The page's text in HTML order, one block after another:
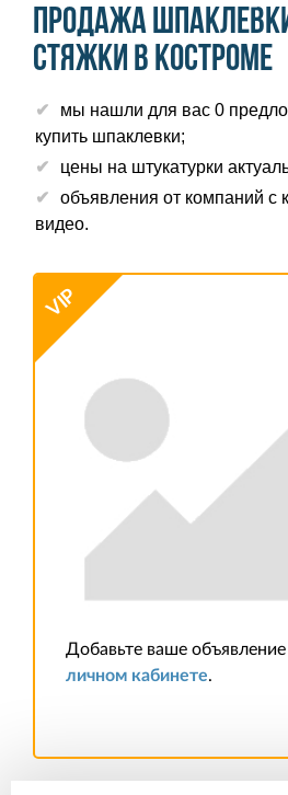
Продажа
стяжки в Костроме
мы нашли для вас 0
купить шпаклевки;
цены на штукатурки
объявления от компаний с
видео.
VIP
Добавьте ваше
личном кабинете.